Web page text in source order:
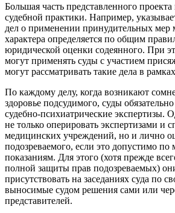
Большая часть представленного
судебной практики. Например,
дел о применении принудительных мер
характера определяется по общим
юридической оценки содеянного. При
могут применять суды с участием
могут рассматривать такие дела в
По каждому делу, когда возникают
здоровье подсудимого, суды
судебно-психиатрические экспертизы.
не только оперировать экспертизами и
медицинских учреждений, но и лично
подозреваемого, если это допустимо
показаниям. Для этого (хотя прежде
полной защиты прав подозреваемых)
присутствовать на заседаниях суда по
выносимые судом решения сами или
представителей.